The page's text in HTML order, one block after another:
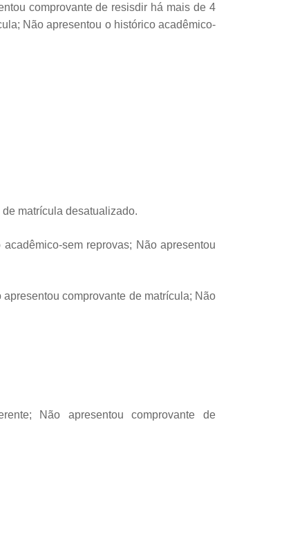
comprovante de resisdir há mais de 4
Não apresentou o histórico acadêmico-
matrícula desatualizado.
sem reprovas; Não apresentou
comprovante de matrícula; Não
Não apresentou comprovante de